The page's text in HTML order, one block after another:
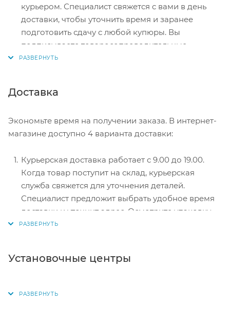
курьером. Специалист свяжется с вами в день
доставки, чтобы уточнить время и заранее
подготовить сдачу с любой купюры. Вы
подписываете товаросопроводительные
документы, вносите денежные средства,
перенаправит вас на сервер системы ASSIST.
Здесь нужно ввести номер карты, срок действия
Электронные системы при онлайн-заказе:
PayPal, WebMoney и Яндекс.Деньги. Для
совершения покупки система перенаправит вас
на страницу платежного сервиса. Здесь
необходимо заполнить форму по инструкции.
Доставка
Экономьте время на получении заказа. В интернет-
магазине доступно 4 варианта доставки:
Курьерская доставка работает с 9.00 до 19.00.
Когда товар поступит на склад, курьерская
служба свяжется для уточнения деталей.
Специалист предложит выбрать удобное время
доставки и уточнит адрес. Осмотрите упаковку
на целостность и соответствие указанной
для выбора появится в корзине. Когда заказ
получения заказа обратитесь к сотруднику в
Установочные центры